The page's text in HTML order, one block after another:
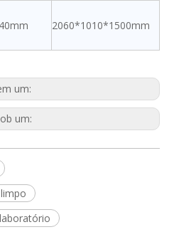
2060*1010*1500mm
um:
um: